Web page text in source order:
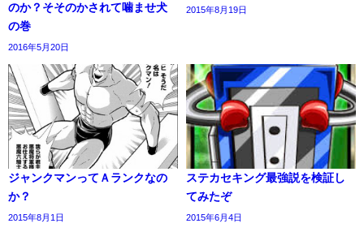
のか？そそのかされて噛ませ犬
の巻
2016年5月20日
2015年8月19日
ジャンクマンってＡランクなの
か？
2015年8月1日
ステカセキング最強説を検証し
てみたぞ
2015年6月4日